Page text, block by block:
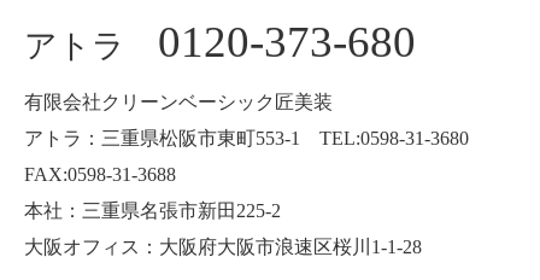
アトラ 0120-373-680
有限会社クリーンベーシック匠美装
アトラ：三重県松阪市東町553-1 TEL:0598-31-3680
FAX:0598-31-3688
本社：三重県名張市新田225-2
大阪オフィス：大阪府大阪市浪速区桜川1-1-28